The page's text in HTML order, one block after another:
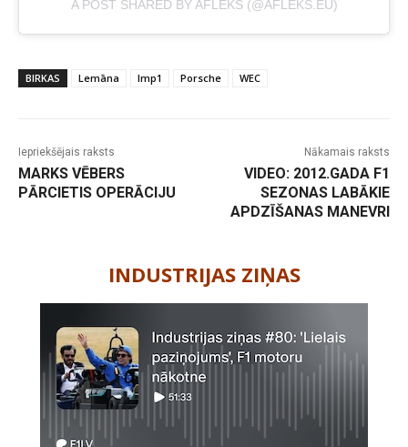
A POST SHARED BY AFLEKS (@AFLEKS.EU)
BIRKAS Lemāna lmp1 Porsche WEC
Iepriekšējais raksts
MARKS VĒBERS
PĀRCIETIS OPERĀCIJU
Nākamais raksts
VIDEO: 2012.GADA F1
SEZONAS LABĀKIE
APDZĪŠANAS MANEVRI
INDUSTRIJAS ZIŅAS